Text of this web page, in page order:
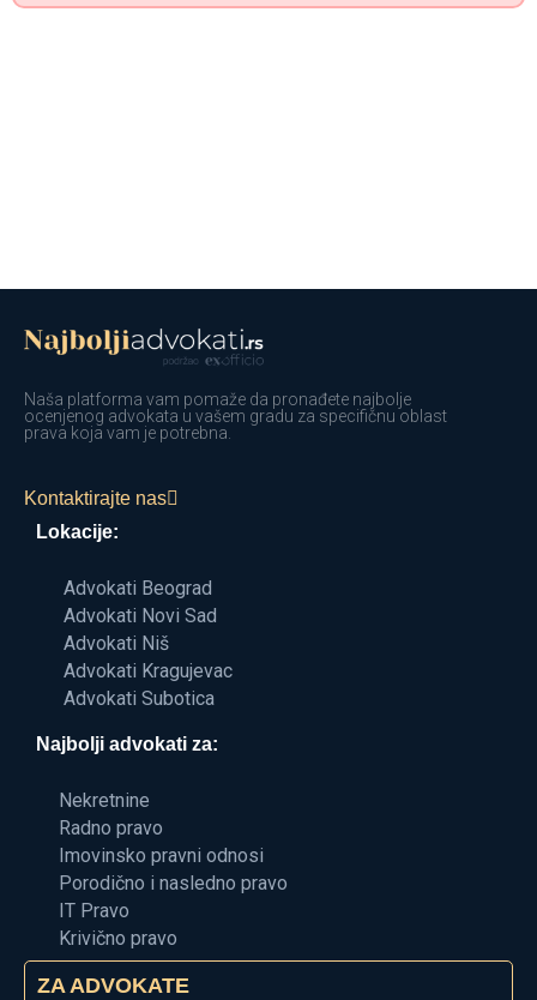
Naša platforma vam pomaže da pronađete najbolje
ocenjenog advokata u vašem gradu za specifičnu oblast
prava koja vam je potrebna.
Kontaktirajte nas
Lokacije:
Advokati Beograd
Advokati Novi Sad
Advokati Niš
Advokati Kragujevac
Advokati Subotica
Najbolji advokati za:
Nekretnine
Radno pravo
Imovinsko pravni odnosi
Porodično i nasledno pravo
IT Pravo
Krivično pravo
ZA ADVOKATE